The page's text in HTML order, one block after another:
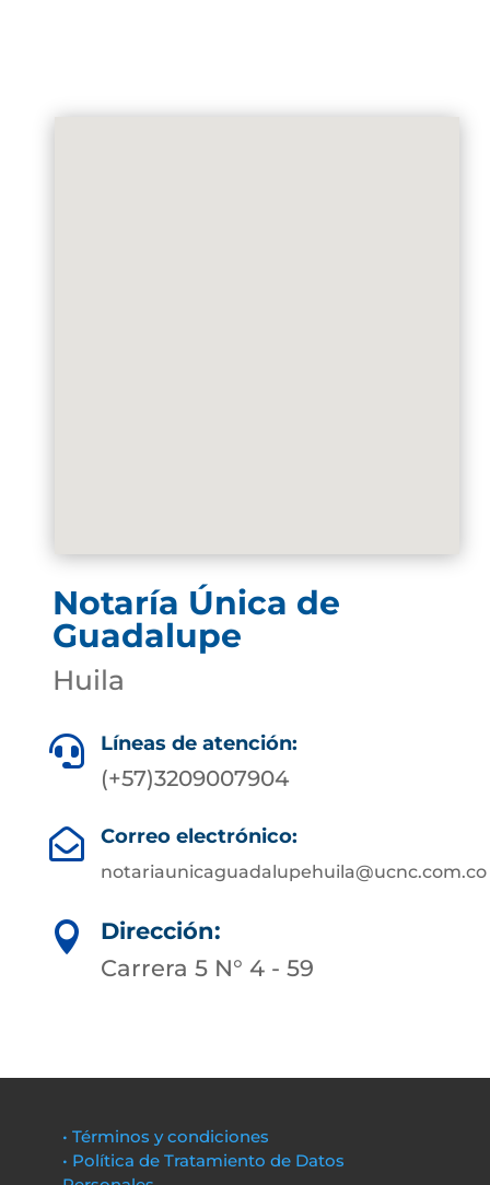
Notaría Única de
Guadalupe
Huila
 Líneas de atención:
(+57)3209007904
 Correo electrónico:
notariaunicaguadalupehuila@ucnc.com.co

Dirección:
Carrera 5 N° 4 - 59
• Términos y condiciones
• Política de Tratamiento de Datos